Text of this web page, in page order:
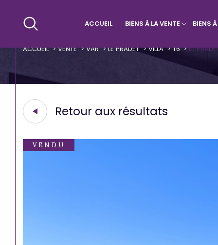
ACCUEIL BIENS À LA VENTE BIENS
ACCUEIL VENTE VAR LE PRADET VILLA T6 LE
Retour aux résultats
VENDU